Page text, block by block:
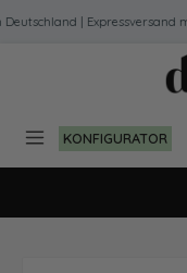
Zum Hauptinhalt springen
| Expressversand
KONFIGURATOR